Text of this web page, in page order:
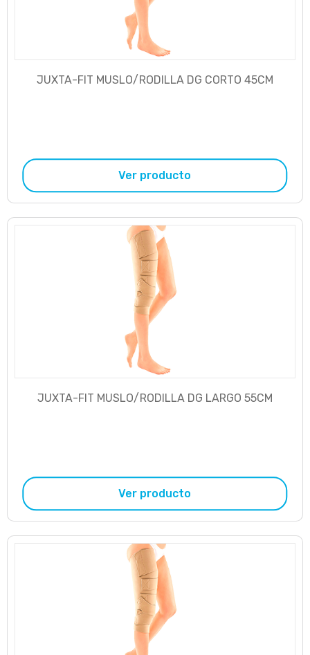
JUXTA-FIT MUSLO/RODILLA DG CORTO 45CM
Ver producto
JUXTA-FIT MUSLO/RODILLA DG LARGO 55CM
Ver producto